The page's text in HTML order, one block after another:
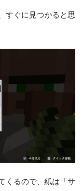
すぐに見つかると思
くるので、紙は「サ